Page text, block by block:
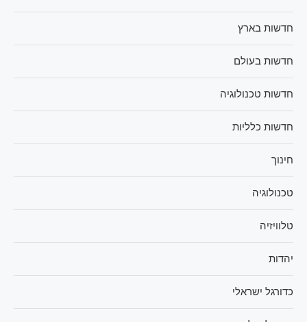
חדשות בארץ
חדשות בעולם
חדשות טכנולוגיה
חדשות כלליות
חינוך
טכנולוגיה
טלוויזיה
יהדות
כדורגל ישראלי